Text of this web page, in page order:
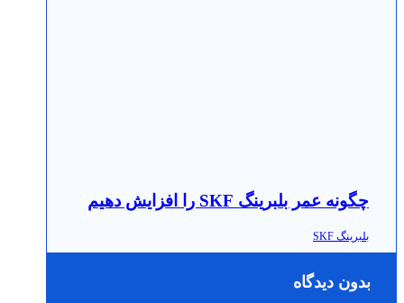
چگونه عمر بلبرینگ SKF را افزایش دهیم
بلبرینگ SKF
بدون دیدگاه